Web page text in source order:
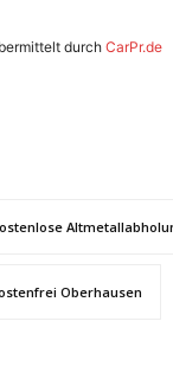
durch CarPr.de
Oberhausen